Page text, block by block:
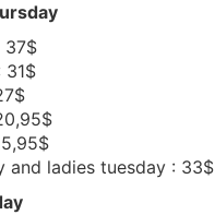
37$
31$
and ladies tuesday : 33$